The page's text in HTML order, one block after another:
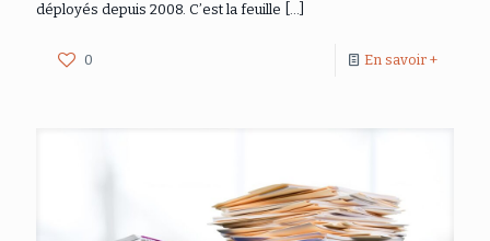
déployés depuis 2008. C’est la feuille […]
0 En savoir +